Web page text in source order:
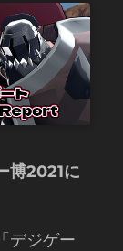
博2021に
デジゲー